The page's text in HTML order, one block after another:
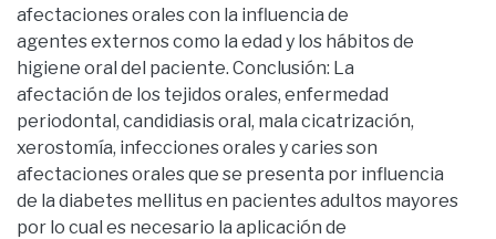
afectaciones orales con la influencia de
agentes externos como la edad y los hábitos de
higiene oral del paciente. Conclusión: La
afectación de los tejidos orales, enfermedad
periodontal, candidiasis oral, mala cicatrización,
xerostomía, infecciones orales y caries son
afectaciones orales que se presenta por influencia
de la diabetes mellitus en pacientes adultos mayores
por lo cual es necesario la aplicación de